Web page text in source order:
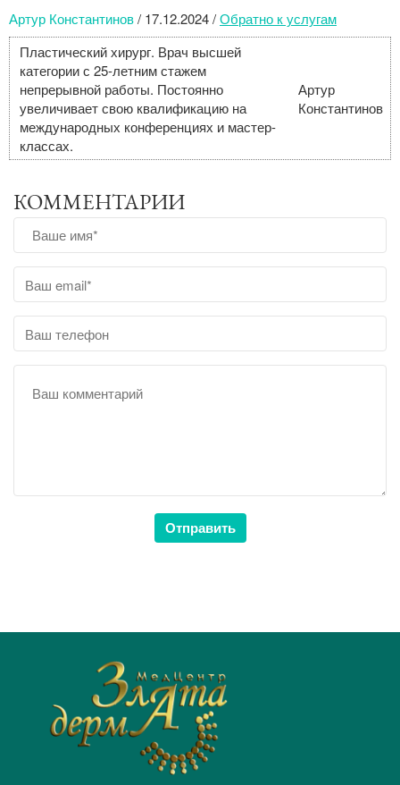
Артур Константинов/ 17.12.2024/Обратно к услугам
Пластический хирург. Врач высшей
категории с 25-летним стажем
непрерывной работы. Постоянно
увеличивает свою квалификацию на
международных конференциях и мастер-
классах.
Артур
Константинов
КОММЕНТАРИИ
Отправить